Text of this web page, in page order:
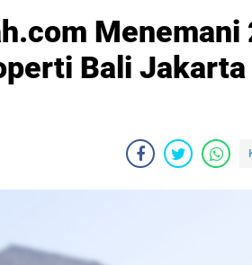
Menemani
Bali Jakarta